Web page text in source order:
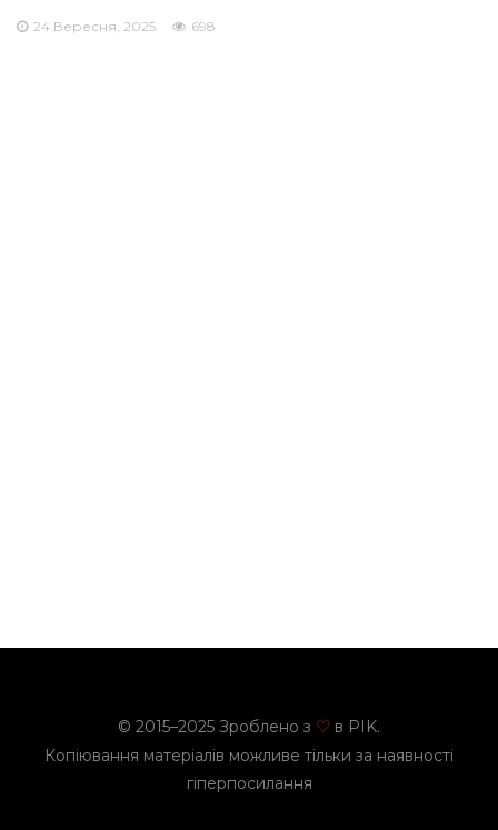
24 Вересня, 2025 698
© 2015–2025 Зроблено з ♡ в PIK.
Копіювання матеріалів можливе тільки за наявності
гіперпосилання